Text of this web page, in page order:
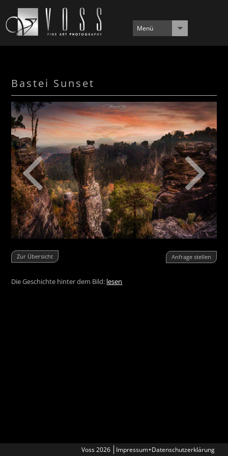
Menü
Bastei Sunset
Zur Übersicht Anfrage stellen
Die Geschichte hinter dem Bild: lesen
Voss 2026 Impressum+Datenschutzerklärung